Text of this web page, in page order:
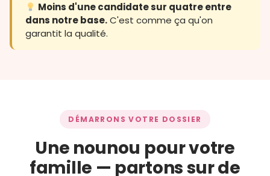
Moins d'une candidate sur quatre entre
dans notre base.C'est comme ça qu'on
garantit la qualité.
DÉMARRONS VOTRE DOSSIER
Une nounou pour votre
famille — partons sur de